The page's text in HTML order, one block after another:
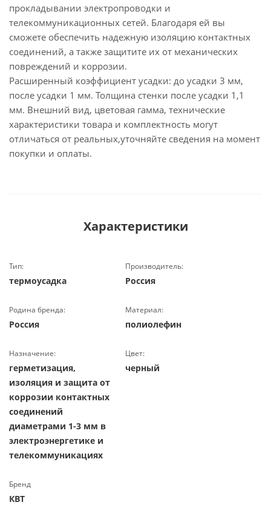
прокладывании электропроводки и
телекоммуникационных сетей. Благодаря ей вы
сможете обеспечить надежную изоляцию контактных
соединений, а также защитите их от механических
повреждений и коррозии.
Расширенный коэффициент усадки: до усадки 3 мм,
после усадки 1 мм. Толщина стенки после усадки 1,1
мм. Внешний вид, цветовая гамма, технические
характеристики товара и комплектность могут
отличаться от реальных,уточняйте сведения на момент
покупки и оплаты.
Характеристики
Тип:
термоусадка
Производитель:
Россия
Родина бренда:
Россия
Материал:
полиолефин
Назначение:
герметизация,
изоляция и защита от
коррозии контактных
соединений
диаметрами 1-3 мм в
электроэнергетике и
телекоммуникациях
Цвет:
черный
Бренд
КВТ